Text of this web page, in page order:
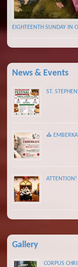
EIGHTEENTH SUNDAY IN
News & Events
ST.
⛪
ATTENTION!
Gallery
CORPUS